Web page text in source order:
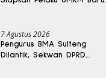
7 Agustus 2026
Pengurus BMA Sulteng
Dilantik, Sekwan DPRD